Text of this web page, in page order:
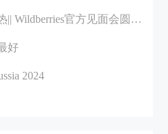
官方见面会圆满举办
好
2024